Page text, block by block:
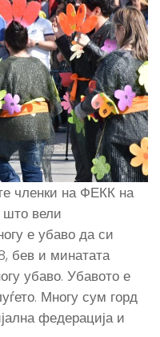
членки на ФЕКК на
што вели
е убаво да си
бев и минатата
убаво. Убавото е
Многу сум горд
федерација и